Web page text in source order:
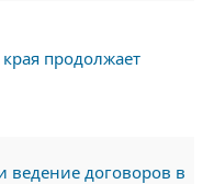
продолжает
ведение договоров в